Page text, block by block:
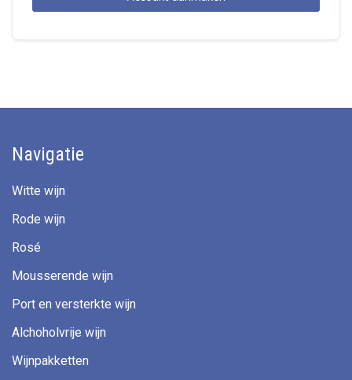
Navigatie
Witte wijn
Rode wijn
Rosé
Mousserende wijn
Port en versterkte wijn
Alchoholvrije wijn
Wijnpakketten